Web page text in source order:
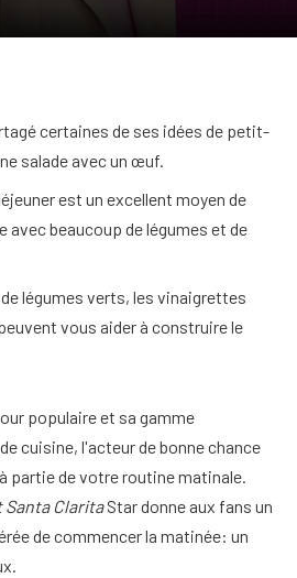
certaines de ses idées de petit-
salade avec un œuf.
est un excellent moyen de
avec beaucoup de légumes et de
légumes verts, les vinaigrettes
vous aider à construire le
populaire et sa gamme
cuisine, l'acteur de bonne chance
partie de votre routine matinale.
Santa ClaritaStar donne aux fans un
de commencer la matinée: un